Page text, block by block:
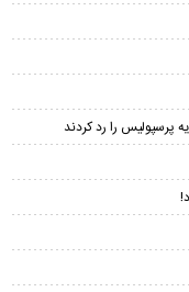
پرسپولیس را رد کردند